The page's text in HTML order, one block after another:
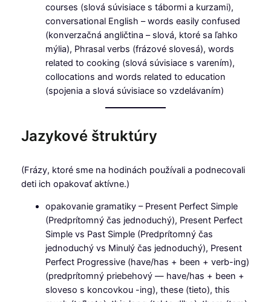
courses (slová súvisiace s tábormi a kurzami),
conversational English – words easily confused
(konverzačná angličtina – slová, ktoré sa ľahko
mýlia), Phrasal verbs (frázové slovesá), words
related to cooking (slová súvisiace s varením),
collocations and words related to education
(spojenia a slová súvisiace so vzdelávaním)
Jazykové štruktúry
(Frázy, ktoré sme na hodinách používali a podnecovali
deti ich opakovať aktívne.)
opakovanie gramatiky – Present Perfect Simple
(Predprítomný čas jednoduchý), Present Perfect
Simple vs Past Simple (Predprítomný čas
jednoduchý vs Minulý čas jednoduchý), Present
Perfect Progressive (have/has + been + verb-ing)
(predprítomný priebehový — have/has + been +
sloveso s koncovkou -ing), these (tieto), this